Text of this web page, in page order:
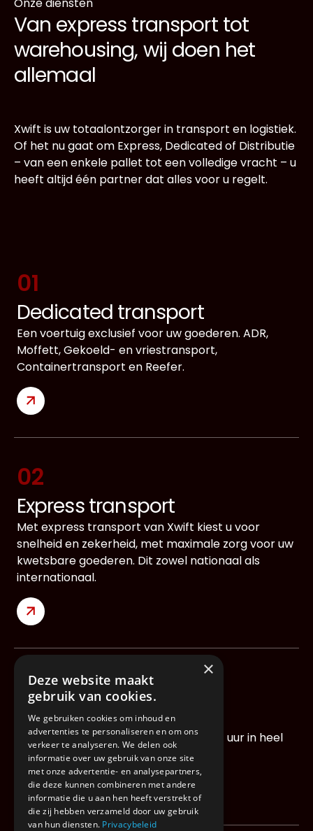
Van express transport tot
warehousing, wij doen het
allemaal
Xwift is uw totaalontzorger in transport en logistiek.
Of het nu gaat om Express, Dedicated of Distributie
– van een enkele pallet tot een volledige vracht – u
heeft altijd één partner dat alles voor u regelt.
01
Dedicated transport
Een voertuig exclusief voor uw goederen. ADR,
Moffett, Gekoeld- en vriestransport,
Containertransport en Reefer.
02
Express transport
Met express transport van Xwift kiest u voor
snelheid en zekerheid, met maximale zorg voor uw
kwetsbare goederen. Dit zowel nationaal als
internationaal.
03
24u Distributie
Betrouwbare leveringen binnen de 24 uur in heel
de BeNeLux.
×
Deze website maakt
gebruik van cookies.
We gebruiken cookies om inhoud en
advertenties te personaliseren en om ons
verkeer te analyseren. We delen ook
informatie over uw gebruik van onze site
met onze advertentie- en analysepartners,
die deze kunnen combineren met andere
informatie die u aan hen heeft verstrekt of
die zij hebben verzameld door uw gebruik
van hun diensten. Privacybeleid